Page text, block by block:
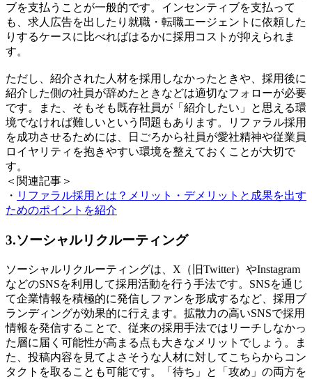
ブを支払うことが一般的です。インセンティブを支払って
も、求人広告を出したり就職・転職エージェントに依頼した
りするケースに比べればはるかに採用コストが抑えられま
す。
ただし、紹介された人材を採用しなかったときや、採用後に
紹介した側の社員が辞めたときなどは適切なフォローが必要
です。また、そもそも既存社員が「紹介したい」と思える環
境でなければ難しいという問題もあります。リファラル採用
を成功させるためには、日ごろから社員が愛社精神や従業員
ロイヤリティを抱きやすい環境を整えておくことが大切で
す。
＜関連記事＞
・ リファラル採用とは？メリット・デメリットと成果を出す
ためのポイントを紹介
3.ソーシャルリクルーティング
ソーシャルリクルーティングは、X（旧Twitter）やInstagram
などのSNSを利用して採用活動を行う手法です。SNSを通じ
て企業情報を積極的に発信しファンを形成するなど、採用ブ
ランディングが効果的に行えます。拡散力の高いSNSで採用
情報を発信することで、従来の採用手法ではリーチしなかっ
た層に届く可能性が高まる点も大きなメリットでしょう。ま
た、投稿内容を見てよさそうな人材に対してこちらからコン
タクトを取ることも可能です。「待ち」と「攻め」の両方を